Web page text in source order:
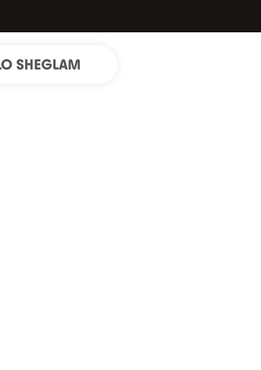
SHEGLAM